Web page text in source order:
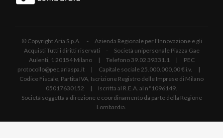
© Copyright Aria S.p.A. - Azienda Regionale per l'Innovazione e gli
Acquisti Tutti i diritti riservati - Società unipersonale Piazza Gae
Aulenti, 1 20154 Milano | Telefono 39.02 39331.1 | PEC
protocollo@pec.ariaspa.it | Capitale sociale 25.000.000,00 € i.v. |
Codice Fiscale, Partita IVA, Iscrizione Registro delle Imprese di Milano
05017630152 | Iscritta al R.E.A. al n°1096149.
Società soggetta a direzione e coordinamento da parte della Regione
Lombardia.